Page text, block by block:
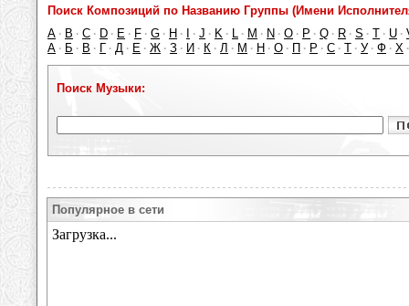
Поиск Композиций по Названию Группы (Имени
A · B · C · D · E · F · G · H · · J · K · L · M · N · O · P · Q · R · S · T · U ·
А · Б · В · Г · Д · Е · Ж · З · И · К · Л · М · Н · О · П · Р · С · Т · У · Ф · Х
Поиск Музыки:
Популярное в сети